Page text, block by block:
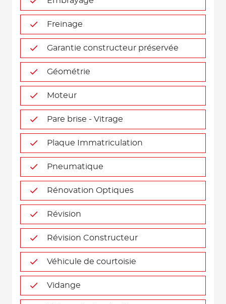
Freinage
Garantie constructeur préservée
Géométrie
Moteur
Pare brise - Vitrage
Plaque Immatriculation
Pneumatique
Rénovation Optiques
Révision
Révision Constructeur
Véhicule de courtoisie
Vidange